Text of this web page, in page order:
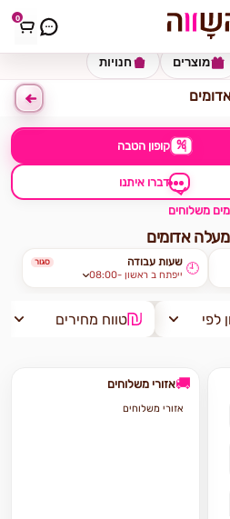
0
חנויות מוצרים
% קופון הטבה
דברו איתנו
משלוחים
אדומים
שעות עבודה סגור
08:00- ייפתח ב ראשון 🕘
לפי טווח מחירים
🚚אזורי משלוחים
אזורי משלוחים